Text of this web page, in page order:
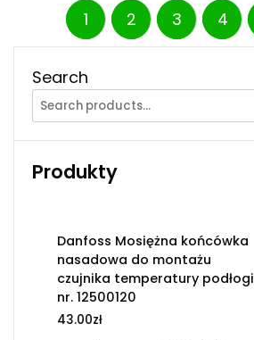
1 2 3 4
Search
Produkty
Danfoss Mosiężna końcówka
nasadowa do montażu
czujnika temperatury podłogi
nr. 12500120
43.00zł